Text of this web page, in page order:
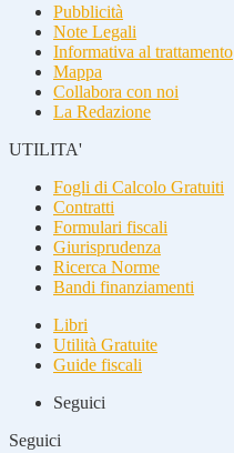
Pubblicità
Note Legali
Informativa al trattamento
Mappa
Collabora con noi
La Redazione
UTILITA'
Fogli di Calcolo Gratuiti
Contratti
Formulari fiscali
Giurisprudenza
Ricerca Norme
Bandi finanziamenti
Libri
Utilità Gratuite
Guide fiscali
Seguici
Seguici